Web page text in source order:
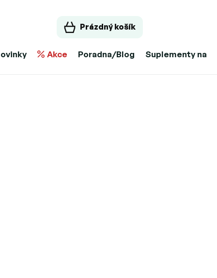
Prázdný košík
Akce Poradna/Blog Suplementy na